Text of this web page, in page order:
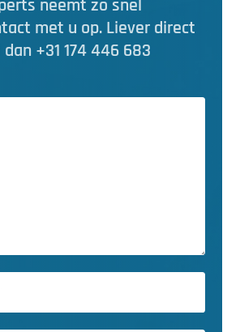
neemt zo snel
met u op. Liever direct
+31 174 446 683